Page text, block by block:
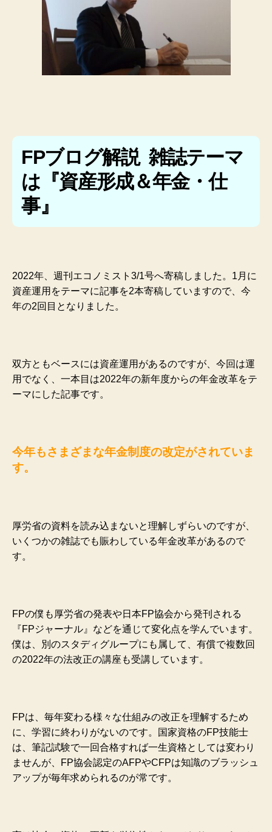
FPブログ解説 雑誌テーマ
は『資産形成＆年金・仕
事』
2022年、週刊エコノミスト3/1号へ寄稿しました。 1月に
資産運用をテーマに記事を2本寄稿していますので、今
年の2回目となりました。
双方ともベースには資産運用があるのですが、今回は運
用でなく、一本目は2022年の新年度からの年金改革をテ
ーマにした記事です。
今年もさまざまな年金制度の改定がされていま
す。
厚労省の資料を読み込まないと理解しずらいのですが、
いくつかの雑誌でも賑わしている年金改革があるので
す。
FPの僕も厚労省の発表や日本FP協会から発刊される
『FPジャーナル』などを通じて変化点を学んでいます。
僕は、別のスタディグループにも属して、有償で複数回
の2022年の法改正の講座も受講しています。
FPは、毎年変わる様々な仕組みの改正を理解するため
に、学習に終わりがないのです。
国家資格のFP技能士
は、筆記試験で一回合格すれば一生資格としては変わり
ませんが、FP協会認定のAFPやCFPは知識のブラッシュ
アップが毎年求められるのが常です。